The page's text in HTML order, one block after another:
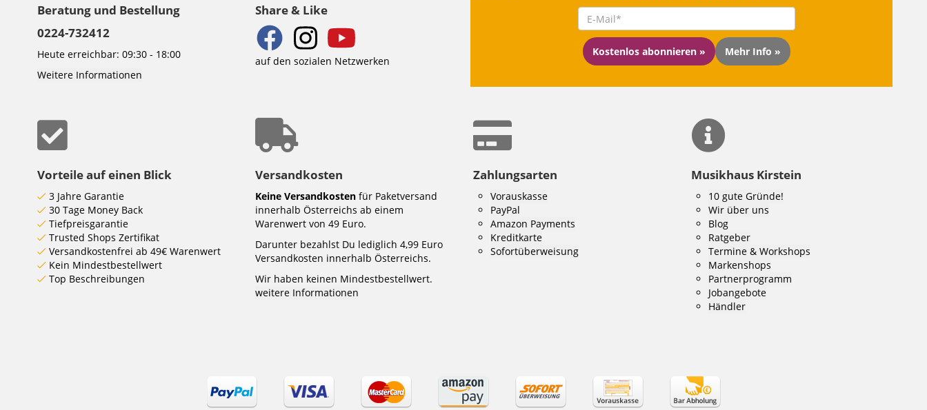
Kostenlos abonnieren » Mehr Info »
Beratung und Bestellung
0224-732412
Heute erreichbar: 09:30 - 18:00
Weitere Informationen
Share & Like
auf den sozialen Netzwerken
Vorteile auf einen Blick
3 Jahre Garantie
30 Tage Money Back
Tiefpreisgarantie
Trusted Shops Zertifikat
Versandkostenfrei ab 49€ Warenwert
Kein Mindestbestellwert
Top Beschreibungen
Versandkosten
Keine Versandkosten für Paketversand
innerhalb Österreichs ab einem
Warenwert von 49 Euro.
Darunter bezahlst Du lediglich 4,99 Euro
Versandkosten innerhalb Österreichs.
Wir haben keinen Mindestbestellwert.
weitere Informationen
Zahlungsarten
Vorauskasse
PayPal
Amazon Payments
Kreditkarte
Sofortüberweisung
Musikhaus Kirstein
10 gute Gründe!
Wir über uns
Blog
Ratgeber
Termine & Workshops
Markenshops
Partnerprogramm
Jobangebote
Händler